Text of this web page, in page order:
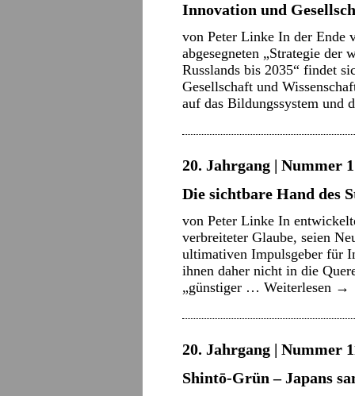
Innovation und
von Peter Linke In der Ende
abgesegneten „Strategie
Russlands bis 2035“ findet
Gesellschaft und
auf das Bildungssystem
20. Jahrgang | Nummer
Die sichtbare Hand des
von Peter Linke In
verbreiteter Glaube, seien
ultimativen Impulsgeber für
ihnen daher nicht in die
„günstiger … Weiterlesen →
20. Jahrgang | Nummer
Shintō-Grün – Japans